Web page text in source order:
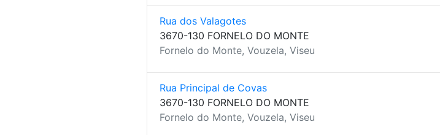
Rua dos Valagotes
3670-130 FORNELO DO MONTE
Fornelo do Monte, Vouzela, Viseu
Rua Principal de Covas
3670-130 FORNELO DO MONTE
Fornelo do Monte, Vouzela, Viseu